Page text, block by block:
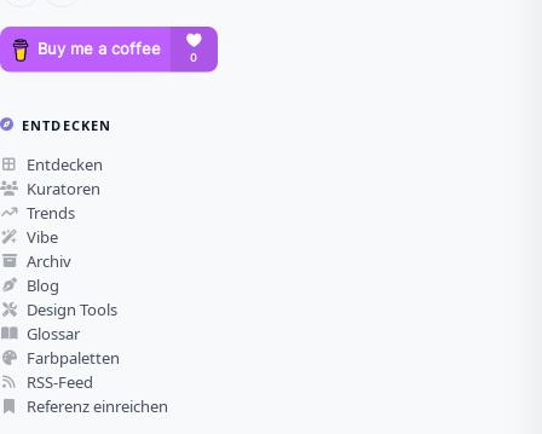
ENTDECKEN
Entdecken
Kuratoren
Trends
Vibe
Archiv
Blog
Design Tools
Glossar
Farbpaletten
RSS-Feed
Referenz einreichen